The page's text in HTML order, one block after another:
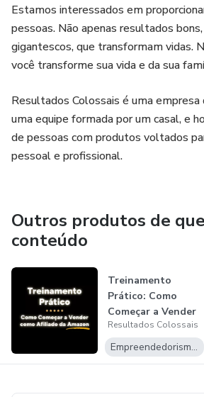
Estamos interessados em
pessoas. Não apenas resultados
gigantescos, que transformam vidas.
você transforme sua vida e da sua
Resultados Colossais é uma empresa
uma equipe formada por um casal, e
de pessoas com produtos voltados
pessoal e profissional.
Outros produtos de
conteúdo
Treinamento
Prático: Como
Começar a Vender
como Afiliado da...
Resultados Colossais
Empreendedorismo Digital